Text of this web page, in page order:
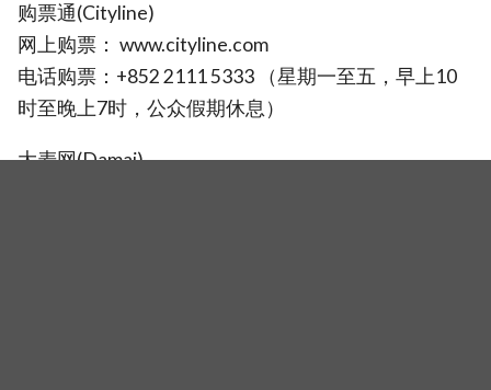
购票通(Cityline)
网上购票： www.cityline.com
电话购票：+852 2111 5333 （星期一至五，早上10
时至晚上7时，公众假期休息）
大麦网(Damai)